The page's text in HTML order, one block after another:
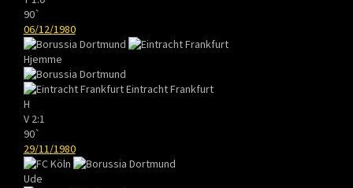
90`
06/12/1980
Hjemme
Eintracht Frankfurt
H
V 2:1
90`
29/11/1980
Ude